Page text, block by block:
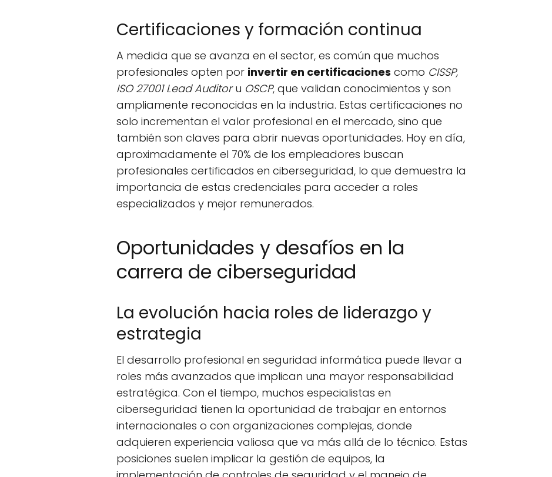
Certificaciones y formación continua
A medida que se avanza en el sector, es común que muchos
profesionales opten por invertir en certificaciones como CISSP,
ISO 27001 Lead Auditoru OSCP, que validan conocimientos y son
ampliamente reconocidas en la industria. Estas certificaciones no
solo incrementan el valor profesional en el mercado, sino que
también son claves para abrir nuevas oportunidades. Hoy en día,
aproximadamente el 70% de los empleadores buscan
profesionales certificados en ciberseguridad, lo que demuestra la
importancia de estas credenciales para acceder a roles
especializados y mejor remunerados.
Oportunidades y desafíos en la
carrera de ciberseguridad
La evolución hacia roles de liderazgo y
estrategia
El desarrollo profesional en seguridad informática puede llevar a
roles más avanzados que implican una mayor responsabilidad
estratégica. Con el tiempo, muchos especialistas en
ciberseguridad tienen la oportunidad de trabajar en entornos
internacionales o con organizaciones complejas, donde
adquieren experiencia valiosa que va más allá de lo técnico. Estas
posiciones suelen implicar la gestión de equipos, la